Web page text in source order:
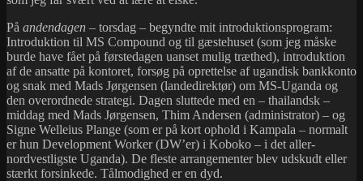
På andendagen – torsdag – begyndte mit introduktionsprogram:
Introduktion til MS Compound og til gæstehuset (som jeg måske
burde have fået på førstedagen uanset mulig træthed), introduktion
af de ansatte på kontoret, forsøg på oprettelse af ugandisk bankkonto
og snak med Mads Jørgensen (landedirektør) om MS-Uganda og
den overordnede strategi. Dagen sluttede med en – thailandsk –
middag med Mads Jørgensen, Thim Andersen (administrator) – og
Signe Welleius Plange (som er på kort ophold i Kampala – normalt
er hun Development Worker (DW’er) i Koboko – i det aller-
nordvestligste Uganda). De fleste arrangementer blev udskudt eller
stærkt forsinkede. Tålmodighed er en dyd.